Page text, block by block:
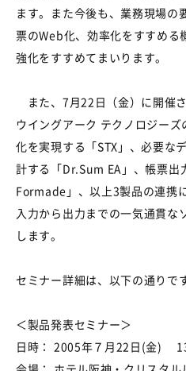
ます。また今後も、業務現場の
票のWeb化、効率化をすすめる
強化をすすめてまいります。
また、7月22日（金）に開催
ウイングアーク テクノロジー
化を実現する「STX」、必要な
計する「Dr.Sum EA」、帳票
Formade」、以上3製品の連携
入力から出力までの一気通貫な
します。
セミナー詳細は、以下の通りです
＜製品発表セミナー＞
日時： 2005年７月22日(金)